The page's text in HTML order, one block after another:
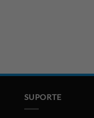
SUPORTE